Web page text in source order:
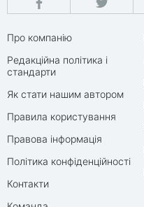
Про компанію
Редакційна політика і
стандарти
Як стати нашим автором
Правила користування
Правова інформація
Політика конфіденційності
Контакти